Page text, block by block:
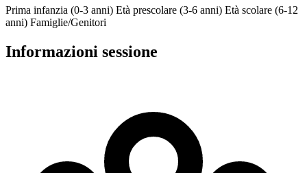
Prima infanzia (0-3 anni) Età prescolare (3-6 anni) Età scolare (6-12
anni) Famiglie/Genitori
Informazioni sessione